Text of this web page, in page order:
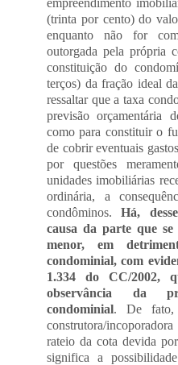
(trinta por cento) do
enquanto não for
outorgada pela própria
constituição do
terços) da fração ideal
ressaltar que a taxa
previsão orçamentária
como para constituir o
de cobrir eventuais
por questões
unidades imobiliárias
ordinária, a
condôminos.Há,
causa da parte que
menor, em
condominial, com
1.334 do CC/2002,
observância da
condominial. De fato,
construtora/
rateio da cota devida
significa a